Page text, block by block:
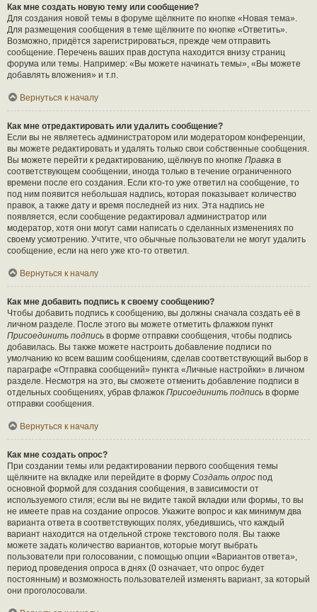
Как мне создать новую тему или сообщение?
Для создания новой темы в форуме щёлкните по кнопке «Новая тема».
Для размещения сообщения в теме щёлкните по кнопке «Ответить».
Возможно, придётся зарегистрироваться, прежде чем отправить
сообщение. Перечень ваших прав доступа находится внизу страниц
форума или темы. Например: «Вы можете начинать темы», «Вы можете
добавлять вложения» и т.п.
Вернуться к началу
Как мне отредактировать или удалить сообщение?
Если вы не являетесь администратором или модератором конференции,
вы можете редактировать и удалять только свои собственные сообщения.
Вы можете перейти к редактированию, щёлкнув по кнопке Правка в
соответствующем сообщении, иногда только в течение ограниченного
времени после его создания. Если кто-то уже ответил на сообщение, то
под ним появится небольшая надпись, которая показывает количество
правок, а также дату и время последней из них. Эта надпись не
появляется, если сообщение редактировал администратор или
модератор, хотя они могут сами написать о сделанных изменениях по
своему усмотрению. Учтите, что обычные пользователи не могут удалить
сообщение, если на него уже кто-то ответил.
Вернуться к началу
Как мне добавить подпись к своему сообщению?
Чтобы добавить подпись к сообщению, вы должны сначала создать её в
личном разделе. После этого вы можете отметить флажком пункт
Присоединить подпись в форме отправки сообщения, чтобы подпись
добавилась. Вы также можете настроить добавление подписи по
умолчанию ко всем вашим сообщениям, сделав соответствующий выбор в
параграфе «Отправка сообщений» пункта «Личные настройки» в личном
разделе. Несмотря на это, вы сможете отменить добавление подписи в
отдельных сообщениях, убрав флажок Присоединить подпись в форме
отправки сообщения.
Вернуться к началу
Как мне создать опрос?
При создании темы или редактировании первого сообщения темы
щёлкните на вкладке или перейдите в форму Создать опрос под
основной формой для создания сообщения, в зависимости от
используемого стиля; если вы не видите такой вкладки или формы, то вы
не имеете прав на создание опросов. Укажите вопрос и как минимум два
варианта ответа в соответствующих полях, убедившись, что каждый
вариант находится на отдельной строке текстового поля. Вы также
можете задать количество вариантов, которые могут выбрать
пользователи при голосовании, с помощью опции «Вариантов ответа»,
период проведения опроса в днях (0 означает, что опрос будет
постоянным) и возможность пользователей изменять вариант, за который
они проголосовали.